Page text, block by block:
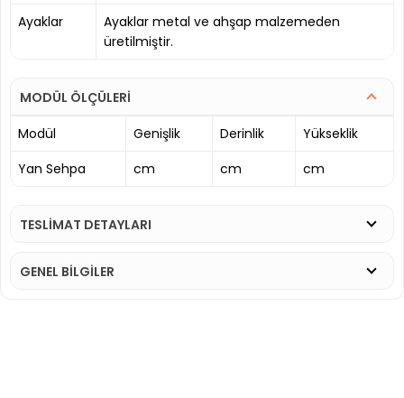
Ayaklar
Ayaklar metal ve ahşap malzemeden
üretilmiştir.
MODÜL ÖLÇÜLERİ
Modül
Genişlik Derinlik
Yükseklik
Yan Sehpa
cm cm cm
TESLİMAT DETAYLARI
GENEL BİLGİLER